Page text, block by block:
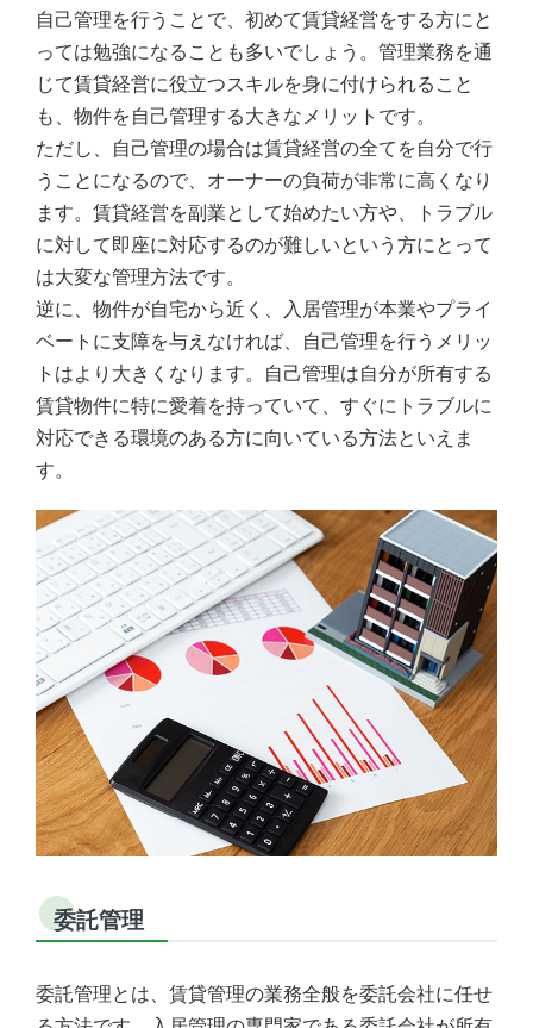
自己管理を行うことで、初めて賃貸経営をする方にと
っては勉強になることも多いでしょう。管理業務を通
じて賃貸経営に役立つスキルを身に付けられること
も、物件を自己管理する大きなメリットです。
ただし、自己管理の場合は賃貸経営の全てを自分で行
うことになるので、オーナーの負荷が非常に高くなり
ます。賃貸経営を副業として始めたい方や、トラブル
に対して即座に対応するのが難しいという方にとって
は大変な管理方法です。
逆に、物件が自宅から近く、入居管理が本業やプライ
ベートに支障を与えなければ、自己管理を行うメリッ
トはより大きくなります。自己管理は自分が所有する
賃貸物件に特に愛着を持っていて、すぐにトラブルに
対応できる環境のある方に向いている方法といえま
す。
委託管理
委託管理とは、賃貸管理の業務全般を委託会社に任せ